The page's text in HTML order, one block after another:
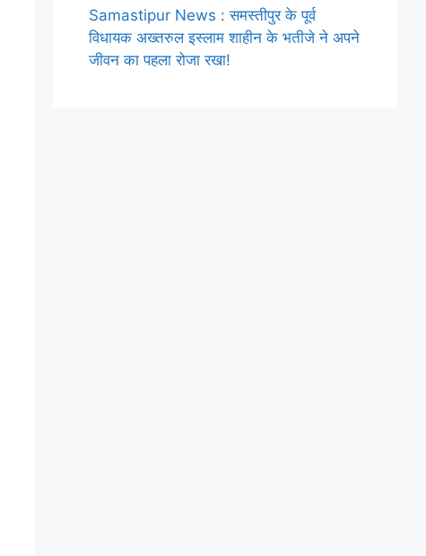
Samastipur News : समस्तीपुर के पूर्व
विधायक अख्तरुल इस्लाम शाहीन के भतीजे ने अपने
जीवन का पहला रोजा रखा!